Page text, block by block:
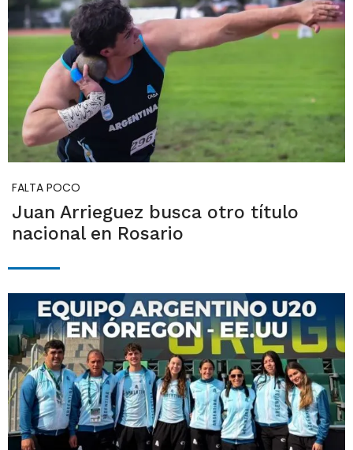
FALTA POCO
Juan Arrieguez busca otro título
nacional en Rosario